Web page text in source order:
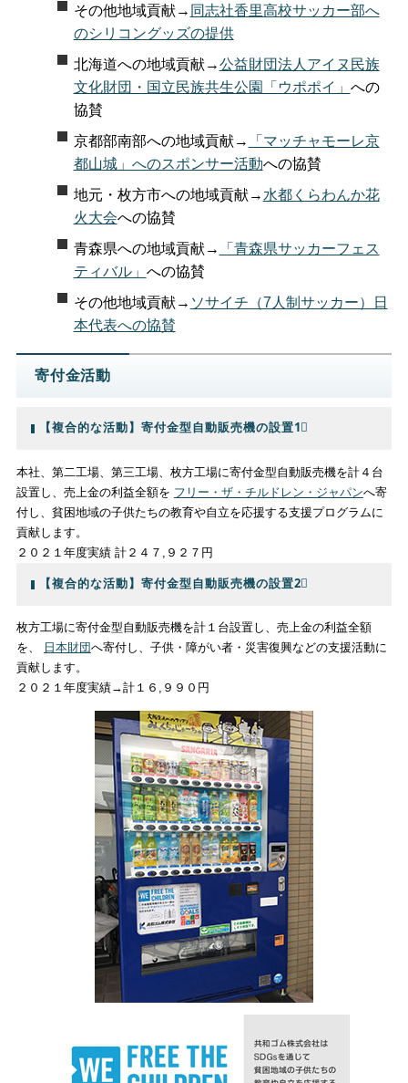
その他地域貢献→ 同志社香里高校サッカー部へ
のシリコングッズの提供
北海道への地域貢献→公益財団法人アイヌ民族
文化財団・国立民族共生公園「ウポポイ」 への
協賛
京都部南部への地域貢献→
「マッチャモーレ京
都山城」へのスポンサー活動への協賛
地元・枚方市への地域貢献→ 水都くらわんか花
火大会への協賛
青森県への地域貢献→
「青森県サッカーフェス
ティバル」 への協賛
その他地域貢献→ ソサイチ（7人制サッカー）日
本代表への協賛
寄付金活動
【複合的な活動】寄付金型自動販売機の設置1⃣
本社、第二工場、第三工場、枚方工場に寄付金型自動販売機を計４台
設置し、売上金の利益全額を フリー・ザ・チルドレン・ジャパンへ寄
付し、貧困地域の子供たちの教育や自立を応援する支援プログラムに
貢献します。
２０２１年度実績 計２４７,９２７円
【複合的な活動】寄付金型自動販売機の設置2⃣
枚方工場に寄付金型自動販売機を計１台設置し、売上金の利益全額
を、
日本財団へ寄付し、子供・障がい者・災害復興などの支援活動に
貢献します。
２０２１年度実績→計１６,９９０円